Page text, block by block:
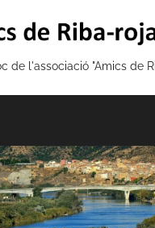
de l'associació "Amics de